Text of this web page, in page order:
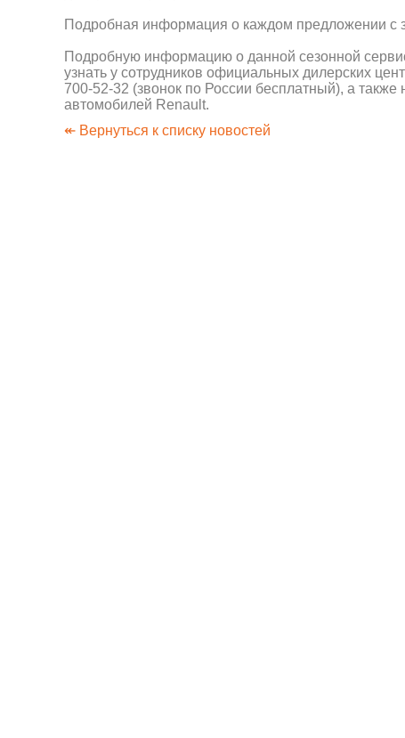
Подробная информация о каждом предложении с
Подробную информацию о данной сезонной
узнать у сотрудников официальных дилерских
700-52-32 (звонок по России бесплатный), а
автомобилей Renault.
↞ Вернуться к списку новостей